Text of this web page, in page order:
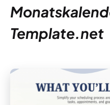
Template.net